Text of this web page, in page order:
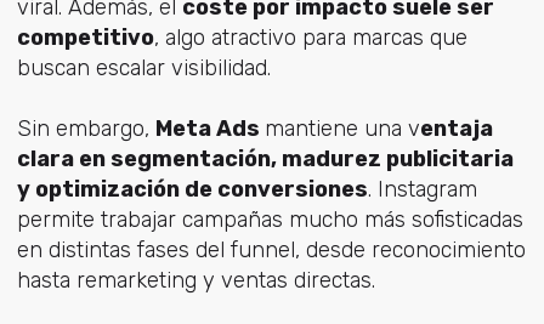
viral. Además, el coste por impacto suele ser
competitivo, algo atractivo para marcas que
buscan escalar visibilidad.
Sin embargo, Meta Ads mantiene una ventaja
clara en segmentación, madurez publicitaria
y optimización de conversiones. Instagram
permite trabajar campañas mucho más sofisticadas
en distintas fases del funnel, desde reconocimiento
hasta remarketing y ventas directas.